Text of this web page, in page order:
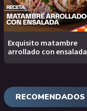
Exquisito matambre
arrollado con ensalada
RECOMENDADOS